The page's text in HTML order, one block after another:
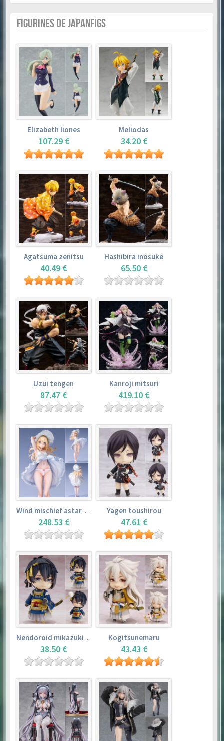
FIGURINES DE JAPANFIGS
Elizabeth liones
107.29 €
Meliodas
34.20 €
Agatsuma zenitsu
40.49 €
Hashibira inosuke
65.50 €
Uzui tengen
87.47 €
Kanroji mitsuri
419.10 €
Wind mischief astarotte
248.53 €
Yagen toushirou
47.61 €
Nendoroid mikazuki munechika
38.50 €
Kogitsunemaru
43.43 €